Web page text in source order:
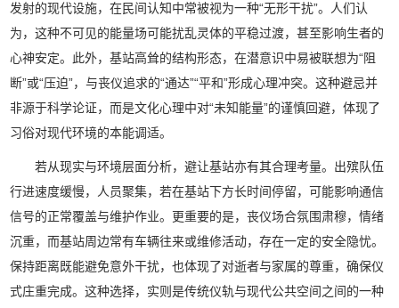
发射的现代设施，在民间认知中常被视为一种“无形干扰”。人们认
为，这种不可见的能量场可能扰乱灵体的平稳过渡，甚至影响生者的
心神安定。此外，基站高耸的结构形态，在潜意识中易被联想为“阻
断”或“压迫”，与丧仪追求的“通达”“平和”形成心理冲突。这种避忌并
非源于科学论证，而是文化心理中对“未知能量”的谨慎回避，体现了
习俗对现代环境的本能调适。
若从现实与环境层面分析，避让基站亦有其合理考量。出殡队伍
行进速度缓慢，人员聚集，若在基站下方长时间停留，可能影响通信
信号的正常覆盖与维护作业。更重要的是，丧仪场合氛围肃穆，情绪
沉重，而基站周边常有车辆往来或维修活动，存在一定的安全隐忧。
保持距离既能避免意外干扰，也体现了对逝者与家属的尊重，确保仪
式庄重完成。这种选择，实则是传统仪轨与现代公共空间之间的一种